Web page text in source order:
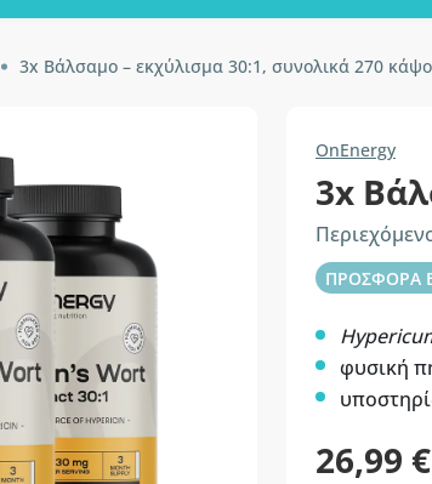
3x Βάλσαμο – εκχύλισμα 30:1, συνολικά 270
OnEnergy
3x
ΠΡΟΣΦΟΡΑ
φυσική
26,99 €